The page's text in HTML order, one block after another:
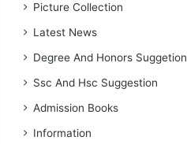
Picture Collection
Latest News
Degree And Honors Suggetion
Ssc And Hsc Suggestion
Admission Books
Information